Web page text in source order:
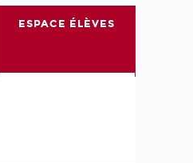
ESPACE ÉLÈVES